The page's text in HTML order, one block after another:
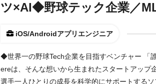
ツ×AI◆野球テック企業／
iOS/Androidアプリエンジニア
◆世界一の野球Tech企業を目指すベンチャー 「
ereは、そんな想いから生まれたスタートアップ
選手一人ひとりの成長を科学的にサポートする